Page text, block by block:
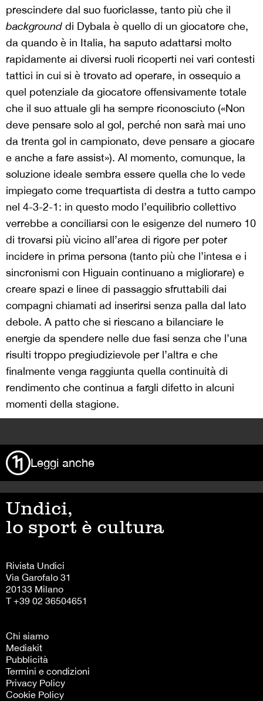
prescindere dal suo fuoriclasse, tanto più che il
background di Dybala è quello di un giocatore che,
da quando è in Italia, ha saputo adattarsi molto
rapidamente ai diversi ruoli ricoperti nei vari contesti
tattici in cui si è trovato ad operare, in ossequio a
quel potenziale da giocatore offensivamente totale
che il suo attuale gli ha sempre riconosciuto («Non
deve pensare solo al gol, perché non sarà mai uno
da trenta gol in campionato, deve pensare a giocare
e anche a fare assist»). Al momento, comunque, la
soluzione ideale sembra essere quella che lo vede
impiegato come trequartista di destra a tutto campo
nel 4-3-2-1: in questo modo l’equilibrio collettivo
verrebbe a conciliarsi con le esigenze del numero 10
di trovarsi più vicino all’area di rigore per poter
incidere in prima persona (tanto più che l’intesa e i
sincronismi con Higuain continuano a migliorare) e
creare spazi e linee di passaggio sfruttabili dai
compagni chiamati ad inserirsi senza palla dal lato
debole. A patto che si riescano a bilanciare le
energie da spendere nelle due fasi senza che l’una
risulti troppo pregiudizievole per l’altra e che
finalmente venga raggiunta quella continuità di
rendimento che continua a fargli difetto in alcuni
momenti della stagione.
Leggi anche
Undici,
lo sport è cultura
Rivista Undici
Via Garofalo 31
20133 Milano
T +39 02 36504651
Chi siamo
Mediakit
Pubblicità
Termini e condizioni
Privacy Policy
Cookie Policy